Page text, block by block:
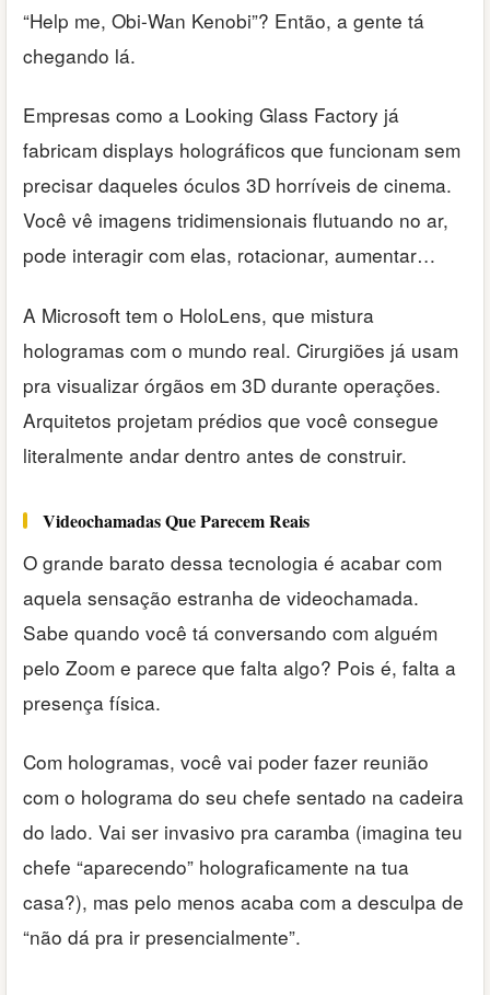
“Help me, Obi-Wan Kenobi”? Então, a gente tá
chegando lá.
Empresas como a Looking Glass Factory já
fabricam displays holográficos que funcionam sem
precisar daqueles óculos 3D horríveis de cinema.
Você vê imagens tridimensionais flutuando no ar,
pode interagir com elas, rotacionar, aumentar…
A Microsoft tem o HoloLens, que mistura
hologramas com o mundo real. Cirurgiões já usam
pra visualizar órgãos em 3D durante operações.
Arquitetos projetam prédios que você consegue
literalmente andar dentro antes de construir.
Videochamadas Que Parecem Reais
O grande barato dessa tecnologia é acabar com
aquela sensação estranha de videochamada.
Sabe quando você tá conversando com alguém
pelo Zoom e parece que falta algo? Pois é, falta a
presença física.
Com hologramas, você vai poder fazer reunião
com o holograma do seu chefe sentado na cadeira
do lado. Vai ser invasivo pra caramba (imagina teu
chefe “aparecendo” holograficamente na tua
casa?), mas pelo menos acaba com a desculpa de
“não dá pra ir presencialmente”.